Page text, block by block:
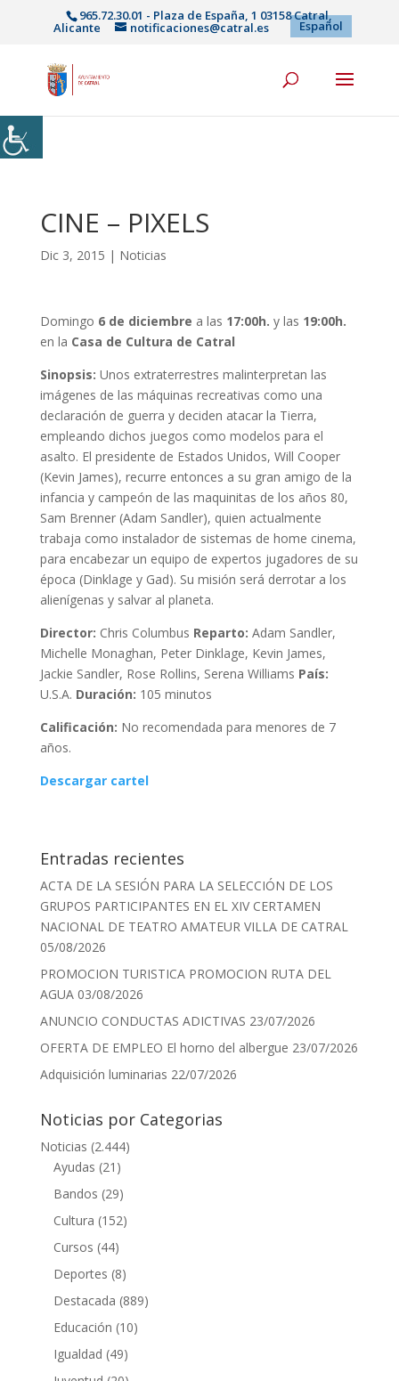
965.72.30.01 - Plaza de España, 1 03158 Catral,
Alicante notificaciones@catral.es Español
CINE – PIXELS
Dic 3, 2015 | Noticias
Domingo 6 de diciembre a las 17:00h. y las 19:00h.
en la Casa de Cultura de Catral
Sinopsis: Unos extraterrestres malinterpretan las
imágenes de las máquinas recreativas como una
declaración de guerra y deciden atacar la Tierra,
empleando dichos juegos como modelos para el
asalto. El presidente de Estados Unidos, Will Cooper
(Kevin James), recurre entonces a su gran amigo de la
infancia y campeón de las maquinitas de los años 80,
Sam Brenner (Adam Sandler), quien actualmente
trabaja como instalador de sistemas de home cinema,
para encabezar un equipo de expertos jugadores de su
época (Dinklage y Gad). Su misión será derrotar a los
alienígenas y salvar al planeta.
Director: Chris Columbus Reparto: Adam Sandler,
Michelle Monaghan, Peter Dinklage, Kevin James,
Jackie Sandler, Rose Rollins, Serena Williams País:
U.S.A. Duración: 105 minutos
Calificación: No recomendada para menores de 7
años.
Descargar cartel
Entradas recientes
ACTA DE LA SESIÓN PARA LA SELECCIÓN DE LOS
GRUPOS PARTICIPANTES EN EL XIV CERTAMEN
NACIONAL DE TEATRO AMATEUR VILLA DE CATRAL
05/08/2026
PROMOCION TURISTICA PROMOCION RUTA DEL
AGUA 03/08/2026
ANUNCIO CONDUCTAS ADICTIVAS 23/07/2026
OFERTA DE EMPLEO El horno del albergue 23/07/2026
Adquisición luminarias 22/07/2026
Noticias por Categorias
Noticias (2.444)
Ayudas (21)
Bandos (29)
Cultura (152)
Cursos (44)
Deportes (8)
Destacada (889)
Educación (10)
Igualdad (49)